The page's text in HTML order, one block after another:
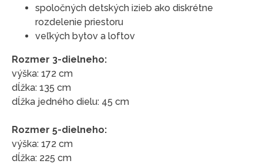
spoločných detských izieb ako diskrétne
rozdelenie priestoru
veľkých bytov a loftov
Rozmer 3-dielneho:
výška: 172 cm
dĺžka: 135 cm
dĺžka jedného dielu: 45 cm
Rozmer 5-dielneho:
výška: 172 cm
dĺžka: 225 cm